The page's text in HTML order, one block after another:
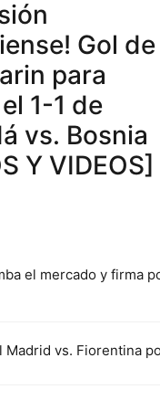
Gol de
para
1-1 de
vs. Bosnia
Y VIDEOS]
el mercado y firma
vs. Fiorentina